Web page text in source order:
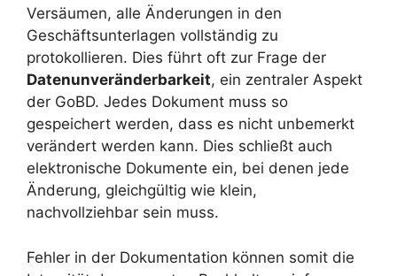
Versäumen, alle Änderungen in den
Geschäftsunterlagen vollständig zu
protokollieren. Dies führt oft zur Frage der
Datenunveränderbarkeit, ein zentraler Aspekt
der GoBD. Jedes Dokument muss so
gespeichert werden, dass es nicht unbemerkt
verändert werden kann. Dies schließt auch
elektronische Dokumente ein, bei denen jede
Änderung, gleichgültig wie klein,
nachvollziehbar sein muss.
Fehler in der Dokumentation können somit die